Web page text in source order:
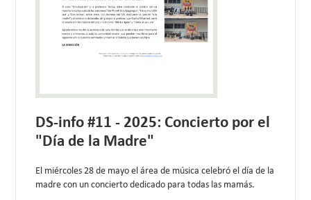
DS-info #11 - 2025: Concierto por el
"Día de la Madre"
El miércoles 28 de mayo el área de música celebró el día de la
madre con un concierto dedicado para todas las mamás.